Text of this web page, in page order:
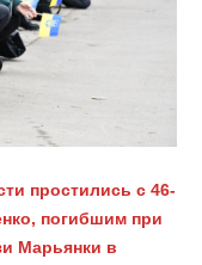
простились с 46-
погибшим при
Марьянки в